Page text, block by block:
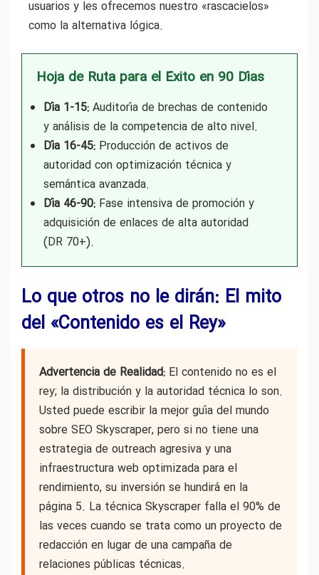
usuarios y les ofrecemos nuestro «rascacielos»
como la alternativa lógica.
Hoja de Ruta para el Éxito en 90 Días
Día 1-15: Auditoría de brechas de contenido
y análisis de la competencia de alto nivel.
Día 16-45: Producción de activos de
autoridad con optimización técnica y
semántica avanzada.
Día 46-90: Fase intensiva de promoción y
adquisición de enlaces de alta autoridad
(DR 70+).
Lo que otros no le dirán: El mito
del «Contenido es el Rey»
Advertencia de Realidad: El contenido no es el
rey; la distribución y la autoridad técnica lo son.
Usted puede escribir la mejor guía del mundo
sobre SEO Skyscraper, pero si no tiene una
estrategia de outreach agresiva y una
infraestructura web optimizada para el
rendimiento, su inversión se hundirá en la
página 5. La técnica Skyscraper falla el 90% de
las veces cuando se trata como un proyecto de
redacción en lugar de una campaña de
relaciones públicas técnicas.